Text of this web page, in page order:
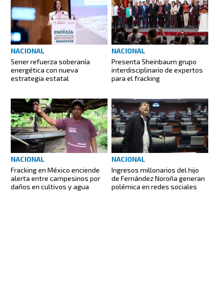
NACIONAL
Sener refuerza soberanía
energética con nueva
estrategia estatal
NACIONAL
Presenta Sheinbaum grupo
interdisciplinario de expertos
para el fracking
NACIONAL
Fracking en México enciende
alerta entre campesinos por
daños en cultivos y agua
NACIONAL
Ingresos millonarios del hijo
de Fernández Noroña generan
polémica en redes sociales